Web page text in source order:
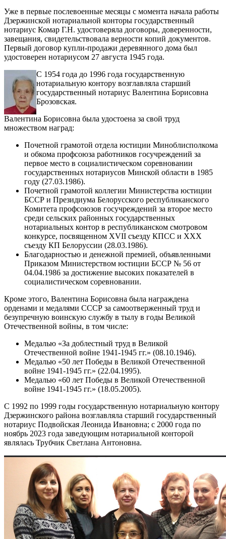
Уже в первые послевоенные месяцы с момента начала работы
Дзержинской нотариальной конторы государственный
нотариус Комар Г.Н. удостоверяла договоры, доверенности,
завещания, свидетельствовала верности копий документов.
Первый договор купли-продажи деревянного дома был
удостоверен нотариусом 27 августа 1945 года.
С 1954 года до 1996 года государственную
нотариальную контору возглавляла старший
государственный нотариус Валентина Борисовна
Брозовская.
Валентина Борисовна была удостоена за свой труд
множеством наград:
Почетной грамотой отдела юстиции Миноблисполкома
и обкома профсоюза работников госучреждений за
первое место в социалистическом соревновании
государственных нотариусов Минской области в 1985
году (27.03.1986).
Почетной грамотой коллегии Министерства юстиции
БССР и Президиума Белорусского республиканского
Комитета профсоюзов госучреждений за второе место
среди сельских районных государственных
нотариальных контор в республиканском смотровом
конкурсе, посвященном XVII съезду КПСС и XXX
съезду КП Белоруссии (28.03.1986).
Благодарностью и денежной премией, объявленными
Приказом Министерством юстиции БССР № 56 от
04.04.1986 за достижение высоких показателей в
социалистическом соревновании.
Кроме этого, Валентина Борисовна была награждена
орденами и медалями СССР за самоотверженный труд и
безупречную воинскую службу в тылу в годы Великой
Отечественной войны, в том числе:
Медалью «За доблестный труд в Великой
Отечественной войне 1941-1945 гг.» (08.10.1946).
Медалью «50 лет Победы в Великой Отечественной
войне 1941-1945 гг.» (22.04.1995).
Медалью «60 лет Победы в Великой Отечественной
войне 1941-1945 гг.» (18.05.2005).
С 1992 по 1999 годы государственную нотариальную контору
Дзержинского района возглавляла старший государственный
нотариус Подвойская Леонида Ивановна; с 2000 года по
ноябрь 2023 года заведующим нотариальной конторой
являлась Трубчик Светлана Антоновна.